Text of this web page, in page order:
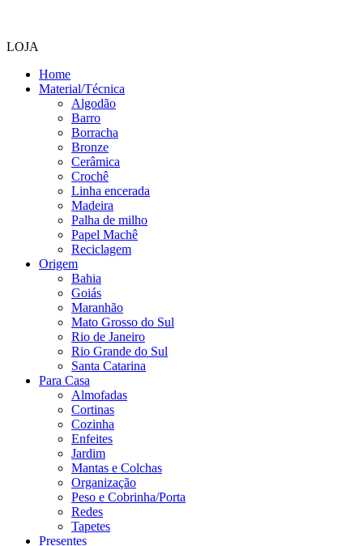
LOJA
Home
Material/Técnica
Algodão
Barro
Borracha
Bronze
Cerâmica
Crochê
Linha encerada
Madeira
Palha de milho
Papel Machê
Reciclagem
Origem
Bahia
Goiás
Maranhão
Mato Grosso do Sul
Rio de Janeiro
Rio Grande do Sul
Santa Catarina
Para Casa
Almofadas
Cortinas
Cozinha
Enfeites
Jardim
Mantas e Colchas
Organização
Peso e Cobrinha/Porta
Redes
Tapetes
Presentes